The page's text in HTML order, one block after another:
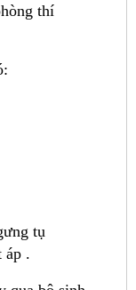
thí
tụ
áp .